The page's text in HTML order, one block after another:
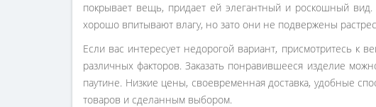
покрывает вещь, придает ей элегантный и роскошный
хорошо впитывают влагу, но зато они не подвержены
Если вас интересует недорогой вариант, присмотритесь
различных факторов. Заказать понравившееся изделие
паутине. Низкие цены, своевременная доставка, удобные
товаров и сделанным выбором.